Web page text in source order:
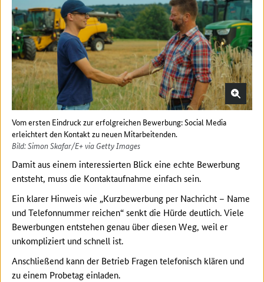
Vom ersten Eindruck zur erfolgreichen Bewerbung: Social Media
erleichtert den Kontakt zu neuen Mitarbeitenden.
Bild: Simon Skafar/E+ via Getty Images
Damit aus einem interessierten Blick eine echte Bewerbung
entsteht, muss die Kontaktaufnahme einfach sein.
Ein klarer Hinweis wie „Kurzbewerbung per Nachricht – Name
und Telefonnummer reichen“ senkt die Hürde deutlich. Viele
Bewerbungen entstehen genau über diesen Weg, weil er
unkompliziert und schnell ist.
Anschließend kann der Betrieb Fragen telefonisch klären und
zu einem Probetag einladen.